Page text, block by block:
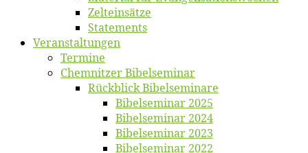
Zelt­ein­sät­ze
State­ments
Ver­an­stal­tun­gen
Ter­mi­ne
Chemnit­zer Bibelseminar
Rück­blick Bibelseminare
Bi­bel­se­mi­nar 2025
Bi­bel­se­mi­nar 2024
Bi­bel­se­mi­nar 2023
Bi­bel­se­mi­nar 2022